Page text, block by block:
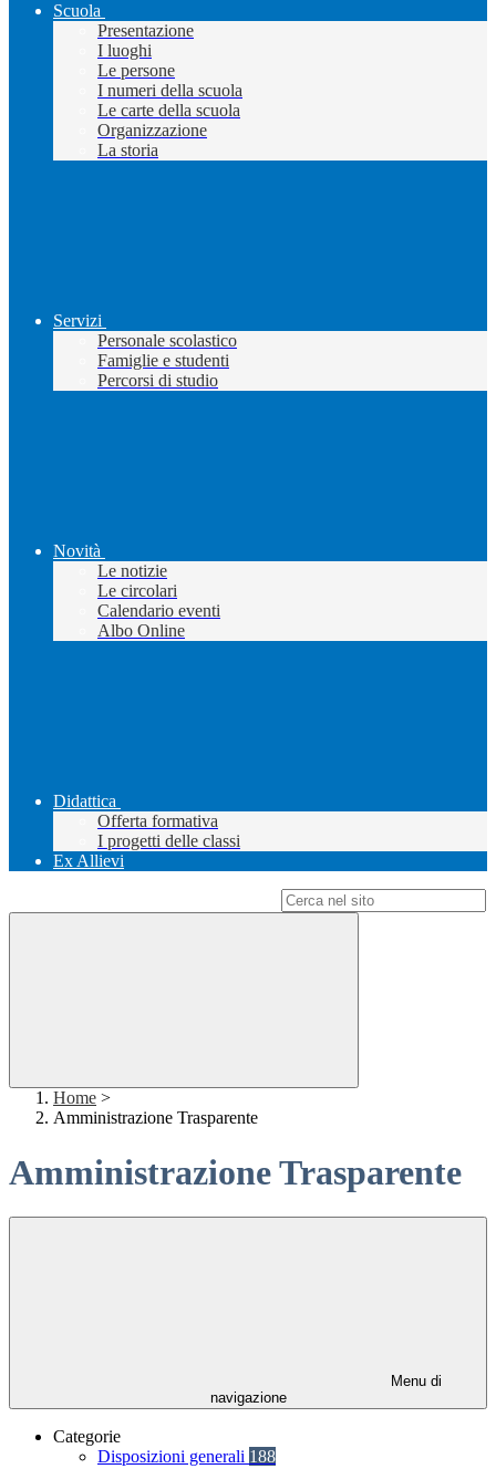
Scuola
Presentazione
I luoghi
Le persone
I numeri della scuola
Le carte della scuola
Organizzazione
La storia
Servizi
Personale scolastico
Famiglie e studenti
Percorsi di studio
Novità
Le notizie
Le circolari
Calendario eventi
Albo Online
Didattica
Offerta formativa
I progetti delle classi
Ex Allievi
Home >
Amministrazione Trasparente
Amministrazione Trasparente
Menu di
navigazione
Categorie
Disposizioni generali 188